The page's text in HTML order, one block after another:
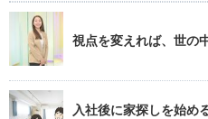
視点を変えれば、世
入社後に家探しを始め